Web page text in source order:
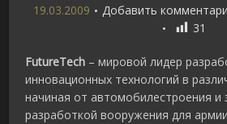
19.03.2009 Добавить
31
FutureTech – мировой лидер
инновационных технологий в
начиная от автомобилестроения и
разработкой вооружения для